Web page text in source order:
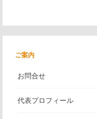
稿
ご案内
お問合せ
代表プロフィール